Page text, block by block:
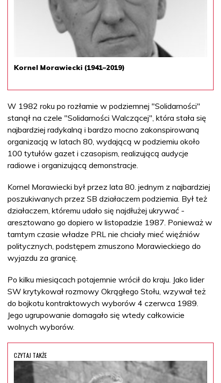
Kornel Morawiecki (1941–2019)
W 1982 roku po rozłamie w podziemnej "Solidarności"
stanął na czele "Solidarności Walczącej", która stała się
najbardziej radykalną i bardzo mocno zakonspirowaną
organizacją w latach 80, wydającą w podziemiu około
100 tytułów gazet i czasopism, realizującą audycje
radiowe i organizującą demonstracje.
Kornel Morawiecki był przez lata 80. jednym z najbardziej
poszukiwanych przez SB działaczem podziemia. Był też
działaczem, któremu udało się najdłużej ukrywać -
aresztowano go dopiero w listopadzie 1987. Ponieważ w
tamtym czasie władze PRL nie chciały mieć więźniów
politycznych, podstępem zmuszono Morawieckiego do
wyjazdu za granicę.
Po kilku miesiącach potajemnie wrócił do kraju. Jako lider
SW krytykował rozmowy Okrągłego Stołu, wzywał też
do bojkotu kontraktowych wyborów 4 czerwca 1989.
Jego ugrupowanie domagało się wtedy całkowicie
wolnych wyborów.
CZYTAJ TAKŻE